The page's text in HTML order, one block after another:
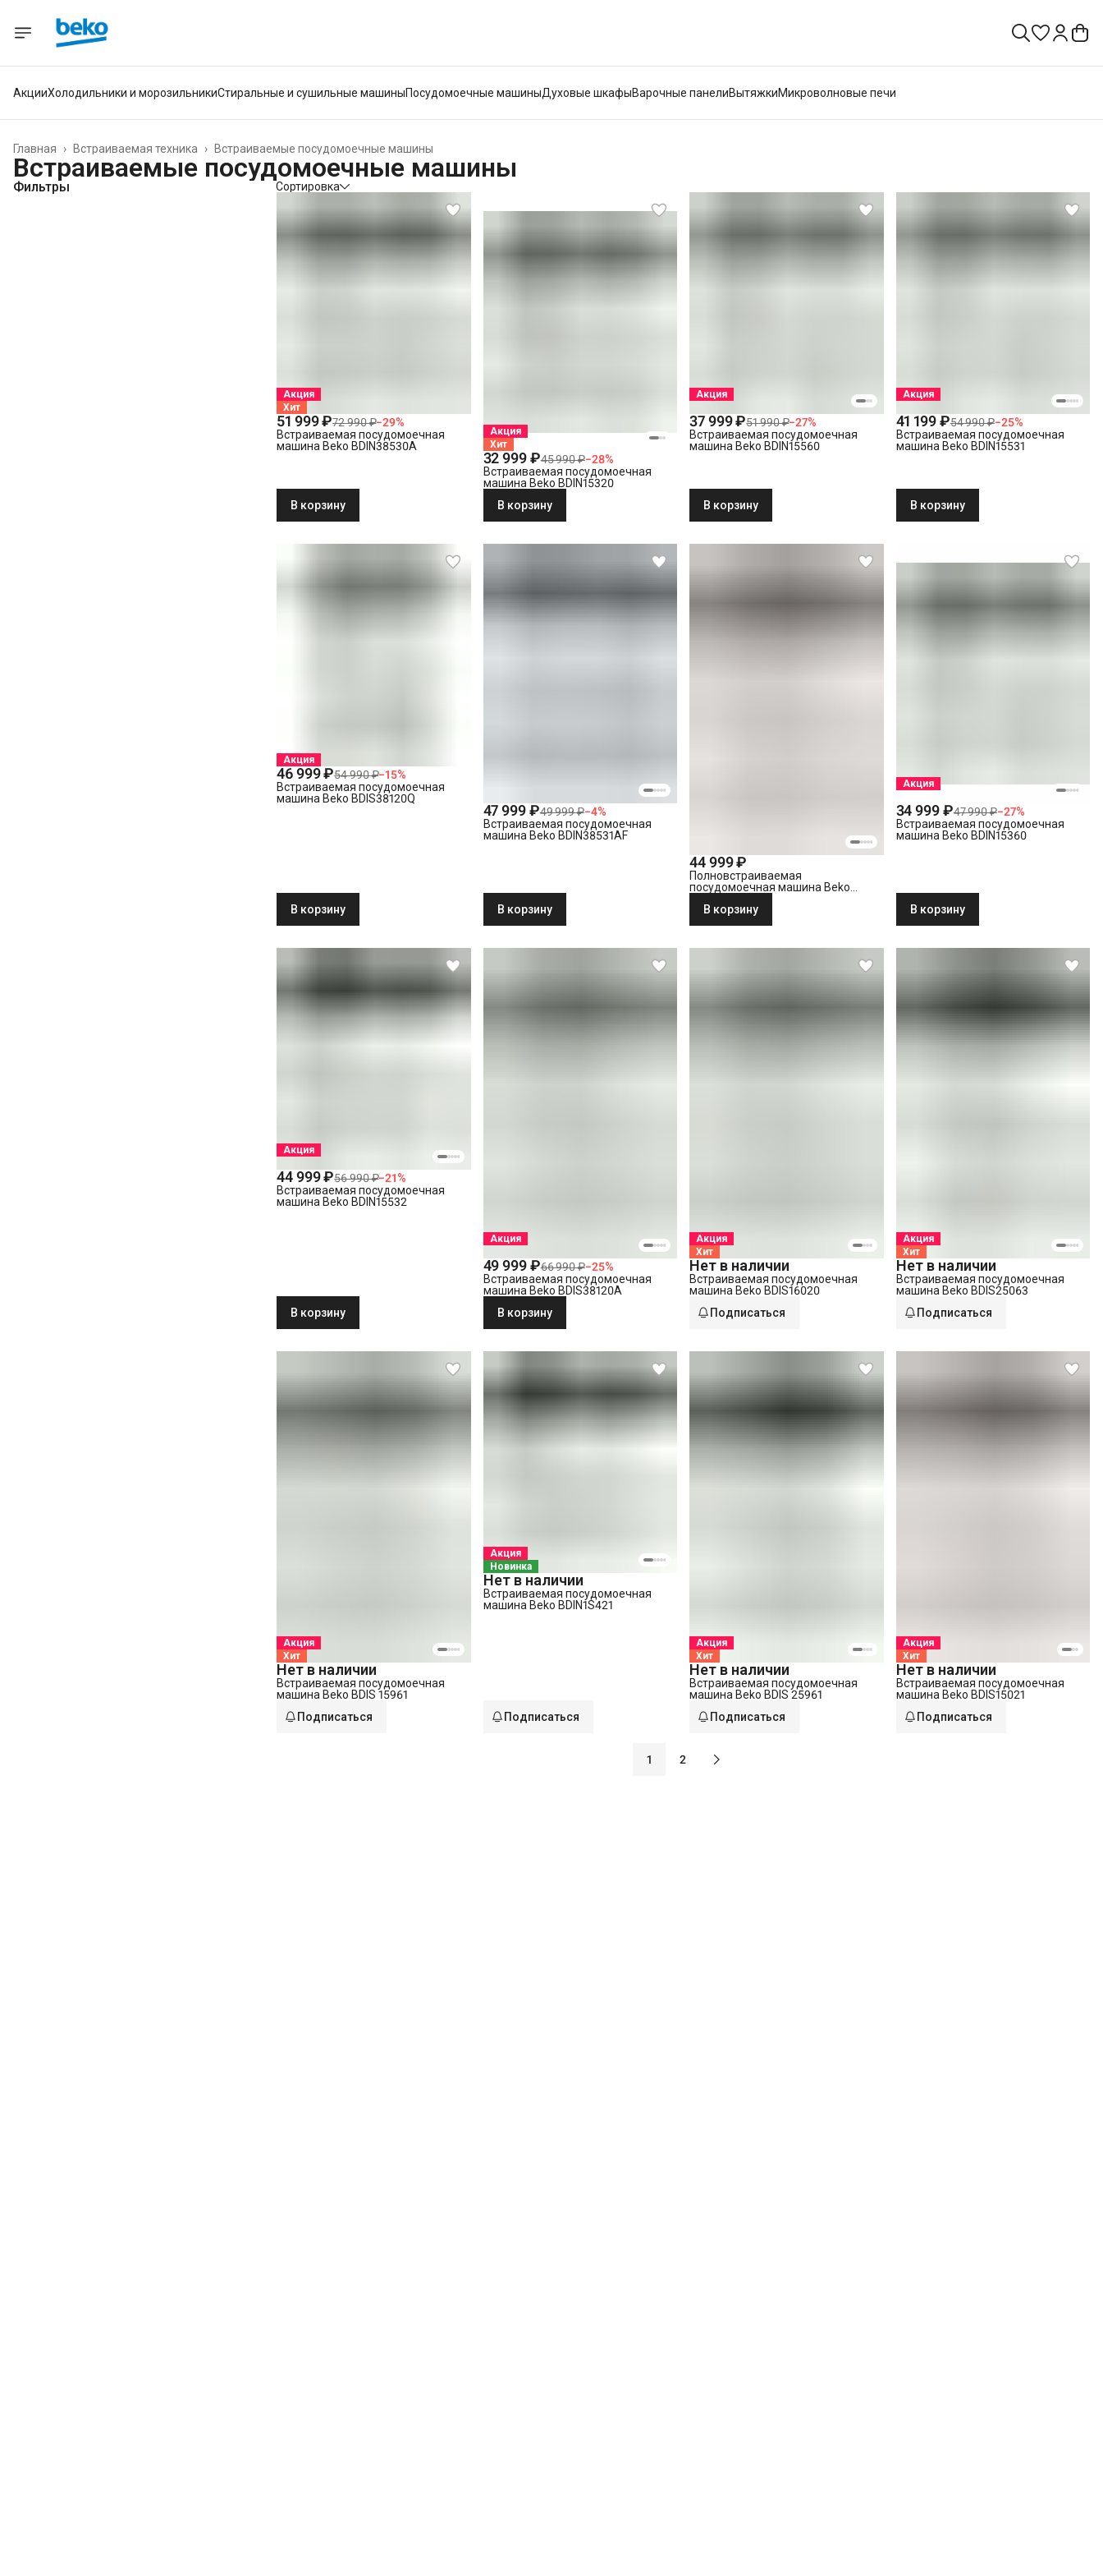
АкцииХолодильники и морозильникиСтиральные и сушильные машиныПосудомоечные машиныДуховые шкафыВарочные панелиВытяжкиМикроволновые печи
Встраиваемые посудомоечные машины
Встраиваемая техника ›
Главная ›
Встраиваемые посудомоечные машины
Фильтры Сортировка
Акция
Хит
51 999 ₽72 990 ₽−29%
Встраиваемая посудомоечная
машина Beko BDIN38530A
В корзину
Акция
Хит
32 999 ₽45 990 ₽−28%
Встраиваемая посудомоечная
машина Beko BDIN15320
В корзину
Акция
37 999 ₽51 990 ₽−27%
Встраиваемая посудомоечная
машина Beko BDIN15560
В корзину
Акция
41 199 ₽54 990 ₽−25%
Встраиваемая посудомоечная
машина Beko BDIN15531
В корзину
Акция
46 999 ₽54 990 ₽−15%
Встраиваемая посудомоечная
машина Beko BDIS38120Q
В корзину
47 999 ₽49 999 ₽−4%
Встраиваемая посудомоечная
машина Beko BDIN38531AF
В корзину
44 999 ₽
Полновстраиваемая
посудомоечная машина Beko
В корзину
Акция
34 999 ₽47 990 ₽−27%
Встраиваемая посудомоечная
машина Beko BDIN15360
В корзину
Акция
44 999 ₽56 990 ₽−21%
Встраиваемая посудомоечная
машина Beko BDIN15532
В корзину
Акция
49 999 ₽66 990 ₽−25%
Встраиваемая посудомоечная
машина Beko BDIS38120A
В корзину
Акция
Хит
Нет в наличии
Встраиваемая посудомоечная
машина Beko BDIS16020
Подписаться
Акция
Хит
Нет в наличии
Встраиваемая посудомоечная
машина Beko BDIS25063
Подписаться
Акция
Хит
Нет в наличии
Встраиваемая посудомоечная
машина Beko BDIS 15961
Подписаться
Акция
Новинка
Нет в наличии
Встраиваемая посудомоечная
машина Beko BDIN1S421
Подписаться
Акция
Хит
Нет в наличии
Встраиваемая посудомоечная
машина Beko BDIS 25961
Подписаться
Акция
Хит
Нет в наличии
Встраиваемая посудомоечная
машина Beko BDIS15021
Подписаться
1 2